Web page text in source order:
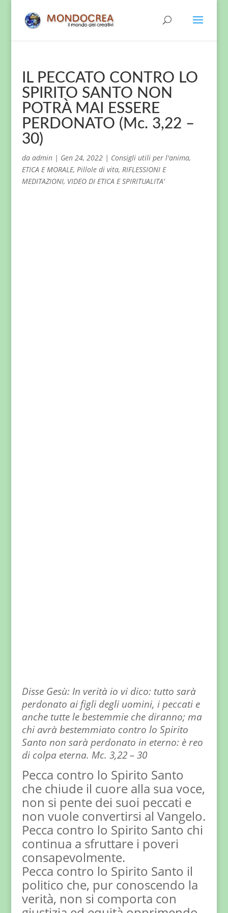
IL PECCATO CONTRO LO
SPIRITO SANTO NON
POTRÀ MAI ESSERE
PERDONATO (Mc. 3,22 –
30)
da admin| Gen 24, 2022| Consigli utili per l'anima,
ETICA E MORALE, Pillole di vita, RIFLESSIONI E
MEDITAZIONI, VIDEO DI ETICA E SPIRITUALITA'
Disse Gesù: In verità io vi dico: tutto sarà
perdonato ai figli degli uomini, i peccati e
anche tutte le bestemmie che diranno; ma
chi avrà bestemmiato contro lo Spirito
Santo non sarà perdonato in eterno: è reo
di colpa eterna. Mc. 3,22 – 30
Pecca contro lo Spirito Santo
che chiude il cuore alla sua voce,
non si pente dei suoi peccati e
non vuole convertirsi al Vangelo.
Pecca contro lo Spirito Santo chi
continua a sfruttare i poveri
consapevolmente.
Pecca contro lo Spirito Santo il
politico che, pur conoscendo la
verità, non si comporta con